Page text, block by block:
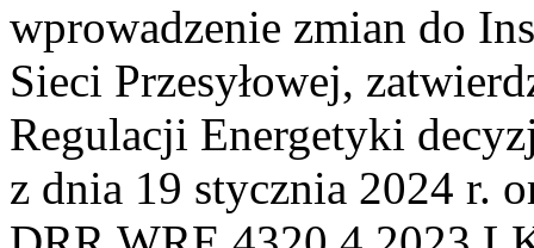
wprowadzenie zmian do
Sieci Przesyłowej,
Regulacji Energetyki
z dnia 19 stycznia 2024 r.